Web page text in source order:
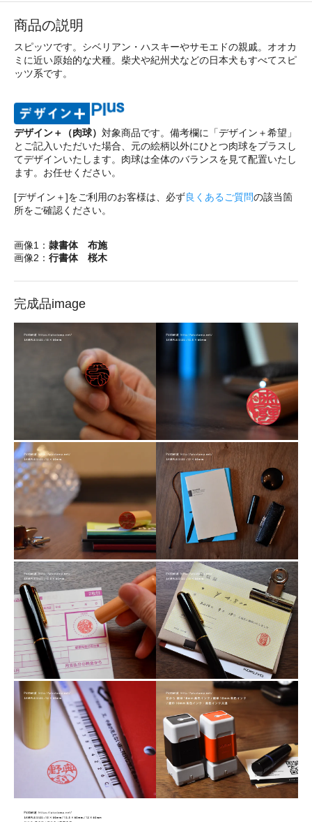
商品の説明
スピッツです。シベリアン・ハスキーやサモエドの親戚。オオカ
ミに近い原始的な犬種。柴犬や紀州犬などの日本犬もすべてスピ
ッツ系です。
デザイン＋（肉球） 対象商品です。備考欄に「デザイン＋希望」
とご記入いただいた場合、元の絵柄以外にひとつ肉球をプラスし
てデザインいたします。肉球は全体のバランスを見て配置いたし
ます。お任せください。
[デザイン＋]をご利用のお客様は、必ず良くあるご質問の該当箇
所をご確認ください。
画像1： 隷書体 布施
画像2： 行書体 桜木
完成品image